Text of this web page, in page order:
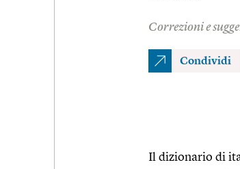
Correzioni e
Condividi
Il dizionario di